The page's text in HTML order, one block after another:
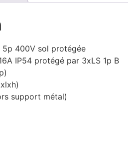
5p 400V sol protégée
IP54 protégé par 3xLS 1p B
support métal)